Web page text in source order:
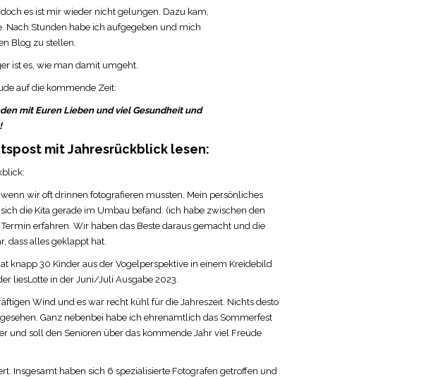
es ist mir wieder nicht gelungen. Dazu kam,
Stunden habe ich aufgegeben und mich
Blog zu stellen.
ist es, wie man damit umgeht.
auf die kommende Zeit:
mit Euren Lieben und viel Gesundheit und
mit Jahresrückblick lesen:
wir oft drinnen fotografieren mussten. Mein persönliches
die Kita gerade im Umbau befand. (ich habe zwischen den
erfahren. Wir haben das Beste daraus gemacht und die
dass alles geklappt hat.
knapp 30 Kinder aus der Vogelperspektive in einem Kreidebild
liesLotte in der Juni/Juli Ausgabe 2023.
Wind und es war recht kühl für die Jahreszeit. Nichts desto
Ganz nebenbei habe ich ehrenamtlich das Sommerfest
und soll den Senioren über das kommende Jahr viel Freude
Insgesamt haben sich 6 spezialisierte Fotografen getroffen und